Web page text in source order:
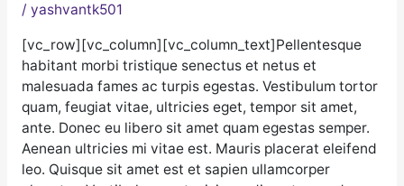
/ yashvantk501
[vc_row][vc_column][vc_column_text]Pellentesque
habitant morbi tristique senectus et netus et
malesuada fames ac turpis egestas. Vestibulum tortor
quam, feugiat vitae, ultricies eget, tempor sit amet,
ante. Donec eu libero sit amet quam egestas semper.
Aenean ultricies mi vitae est. Mauris placerat eleifend
leo. Quisque sit amet est et sapien ullamcorper